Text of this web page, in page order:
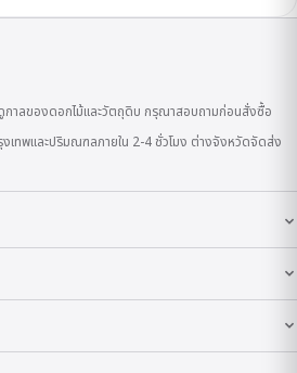
ดูกาลของดอกไม้และวัตถุดิบ กรุณาสอบถามก่อนสั่งซื้อ
เทพและปริมณฑลภายใน 2-4 ชั่วโมง ต่างจังหวัดจัดส่ง